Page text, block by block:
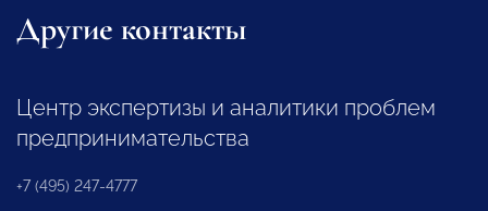
Другие контакты
Центр экспертизы и аналитики проблем
предпринимательства
+7 (495) 247-4777